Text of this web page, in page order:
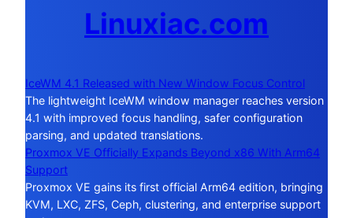
Linuxiac.com
IceWM 4.1 Released with New Window Focus Control
The lightweight IceWM window manager reaches version
4.1 with improved focus handling, safer configuration
parsing, and updated translations.
Proxmox VE Officially Expands Beyond x86 With Arm64
Support
Proxmox VE gains its first official Arm64 edition, bringing
KVM, LXC, ZFS, Ceph, clustering, and enterprise support